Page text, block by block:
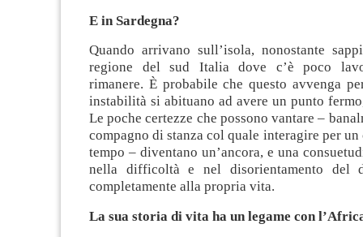
E in Sardegna?
Quando arrivano sull’isola, nonostante
regione del sud Italia dove c’è poco
rimanere. È probabile che questo avvenga
instabilità si abituano ad avere un punto
Le poche certezze che possono vantare –
compagno di stanza col quale interagire per
tempo – diventano un’ancora, e una
nella difficoltà e nel disorientamento del
completamente alla propria vita.
La sua storia di vita ha un legame con